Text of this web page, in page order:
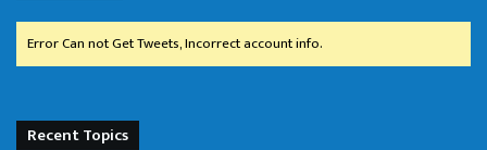
Error Can not Get Tweets, Incorrect account info.
Recent Topics